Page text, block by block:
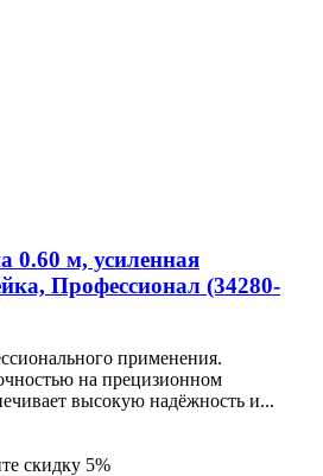
0.60 м, усиленная
Профессионал (34280-
применения.
на прецизионном
высокую надёжность и...
скидку 5%